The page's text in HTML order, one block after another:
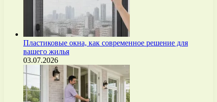
Пластиковые окна, как современное решение для
вашего жилья
03.07.2026